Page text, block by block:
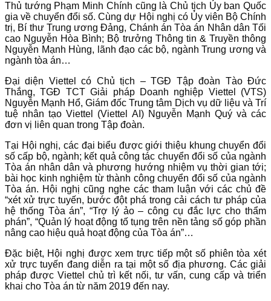
Thủ tướng Phạm Minh Chính cũng là Chủ tịch Ủy ban Quốc
gia về chuyển đổi số. Cùng dự Hội nghị có Ủy viên Bộ Chính
trị, Bí thư Trung ương Đảng, Chánh án Tòa án Nhân dân Tối
cao Nguyễn Hòa Bình; Bộ trưởng Thông tin & Truyền thông
Nguyễn Mạnh Hùng, lãnh đạo các bộ, ngành Trung ương và
ngành tòa án…
Đại diện Viettel có Chủ tịch – TGĐ Tập đoàn Tào Đức
Thắng, TGĐ TCT Giải pháp Doanh nghiệp Viettel (VTS)
Nguyễn Mạnh Hổ, Giám đốc Trung tâm Dịch vụ dữ liệu và Trí
tuệ nhân tạo Viettel (Viettel AI) Nguyễn Mạnh Quý và các
đơn vị liên quan trong Tập đoàn.
Tại Hội nghị, các đại biểu được giới thiệu khung chuyển đổi
số cấp bộ, ngành; kết quả công tác chuyển đổi số của ngành
Tòa án nhân dân và phương hướng nhiệm vụ thời gian tới;
bài học kinh nghiệm từ thành công chuyển đổi số của ngành
Tòa án. Hội nghị cũng nghe các tham luận với các chủ đề
“xét xử trực tuyến, bước đột phá trong cải cách tư pháp của
hệ thống Tòa án”, “Trợ lý ảo – công cụ đắc lực cho thẩm
phán”, “Quản lý hoạt động tố tụng trên nền tảng số góp phần
nâng cao hiệu quả hoạt động của Tòa án”…
Đặc biệt, Hội nghị được xem trực tiếp một số phiên tòa xét
xử trực tuyến đang diễn ra tại một số địa phương. Các giải
pháp được Viettel chủ trì kết nối, tư vấn, cung cấp và triển
khai cho Tòa án từ năm 2019 đến nay.